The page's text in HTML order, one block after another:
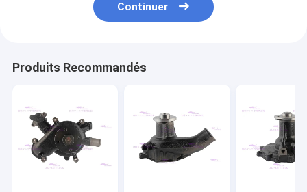
Continuer
Produits Recommandés